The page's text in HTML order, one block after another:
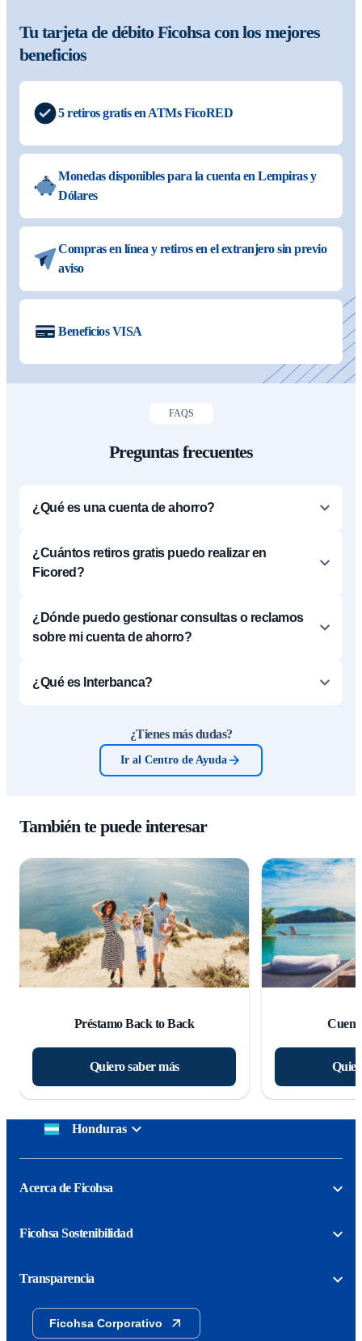
Tu tarjeta de débito Ficohsa con los mejores
beneficios
5 retiros gratis en ATMs FicoRED
Monedas disponibles para la cuenta en Lempiras y
Dólares
Compras en línea y retiros en el extranjero sin previo
aviso
Beneficios VISA
FAQS
Preguntas frecuentes
¿Qué es una cuenta de ahorro?
¿Cuántos retiros gratis puedo realizar en
Ficored?
¿Dónde puedo gestionar consultas o reclamos
sobre mi cuenta de ahorro?
¿Qué es Interbanca?
¿Tienes más dudas?
Ir al Centro de Ayuda
También te puede interesar
Préstamo Back to Back
Quiero saber más
Honduras
Acerca de Ficohsa
Ficohsa Sostenibilidad
Transparencia
Ficohsa Corporativo